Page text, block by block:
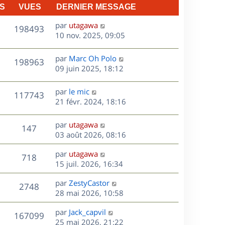
e
s
n
i
e
r
e
s
a
g
e
VUES DERNIER MESSAGE
198493V
u
e
s
D
e
n
i
r
m
e
s
s
a
g
e
par utagawa
10 nov. 2025, 09:05
198963V
u
e
s
D
e
i
e
r
m
e
s
a
e
par Marc Oh Polo
09 juin 2025, 18:12
117743V
u
D
e
i
e
r
m
e
s
s
a
g
e
par le mic
21 févr. 2024, 18:16
147V
u
e
s
D
e
r
n
i
e
r
m
e
s
par utagawa
03 août 2026, 08:16
718V
u
e
s
D
e
r
n
i
e
r
par utagawa
15 juil. 2026, 16:34
2748V
u
e
D
e
r
n
i
par ZestyCastor
28 mai 2026, 10:58
167099V
D
e
par Jack_capvil
25 mai 2026, 21:22